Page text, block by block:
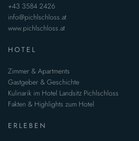
+43 3584 2426
info@pichlschloss.at
www.pichlschloss.at
HOTEL
Zimmer & Apartments
Gastgeber & Geschichte
Kulinarik im Hotel Landsitz Pichlschloss
Fakten & Highlights zum Hotel
ERLEBEN